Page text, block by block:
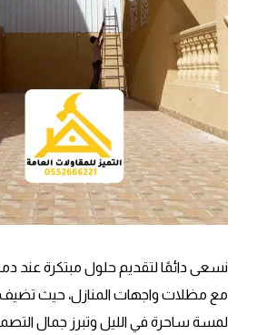
نسعى دائمًا لتقديم حلول مبتكرة عند
مع مظلات واجهات المنازل، حيث تضيف
لمسة ساحرة في الليل وتبرز جمال